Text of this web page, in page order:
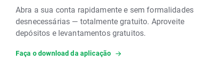
Abra a sua conta rapidamente e sem formalidades
desnecessárias — totalmente gratuito. Aproveite
depósitos e levantamentos gratuitos.
Faça o download da aplicação